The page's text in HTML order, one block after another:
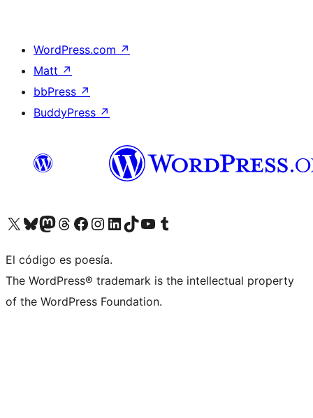
WordPress.com ↗
Matt ↗
bbPress ↗
BuddyPress ↗
Visita nuestra cuenta de X (anteriormente Twitter)
Visita nuestra cuenta de Bluesky
Visita nuestra cuenta de Mastodon
Visita nuestra cuenta de Threads
Visita nuestra página de Facebook
Visita nuestra cuenta de Instagram
Visita nuestra cuenta de LinkedIn
Visita nuestra cuenta de TikTok
Visita nuestro canal de YouTube
Visita nuestra cuenta de Tumblr
El código es poesía.
The WordPress® trademark is the intellectual property
of the WordPress Foundation.